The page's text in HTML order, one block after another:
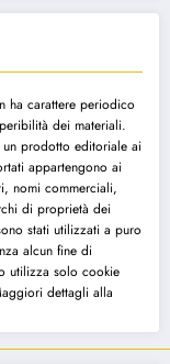
ha carattere periodico
dei materiali.
un prodotto editoriale ai
appartengono ai
nomi commerciali,
di proprietà dei
stati utilizzati a puro
alcun fine di
utilizza solo cookie
dettagli alla